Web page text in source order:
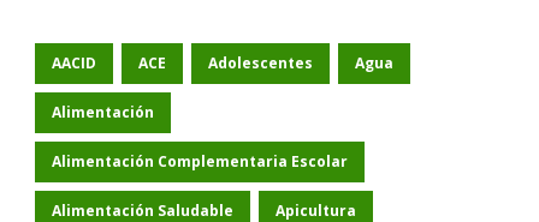
AACID ACE Adolescentes Agua
Alimentación
Alimentación Complementaria Escolar
Alimentación Saludable Apicultura